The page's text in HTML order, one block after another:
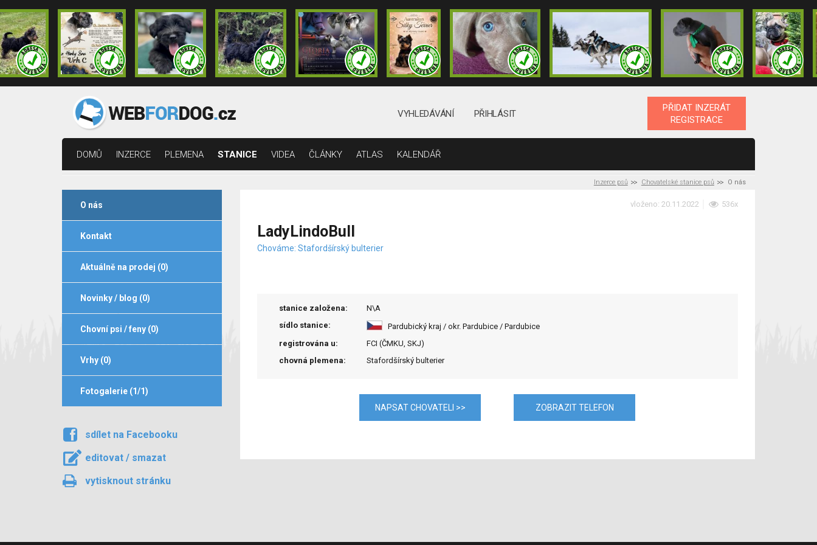
VYHLEDÁVÁNÍ PŘIHLÁSIT
PŘIDAT INZERÁT
REGISTRACE
DOMŮ INZERCE PLEMENA STANICE VIDEA ČLÁNKY ATLAS KALENDÁŘ
Inzerce psů Chovatelské stanice psů O nás
O nás
Kontakt
Aktuálně na prodej (0)
Novinky / blog (0)
Chovní psi / feny (0)
Vrhy (0)
Fotogalerie (1/1)
sdílet na Facebooku
editovat / smazat
vytisknout stránku
vloženo: 20.11.2022 536x
LadyLindoBull
Chováme: Stafordšírský bulterier
stanice založena:
N\A
sídlo stanice:
Pardubický kraj / okr. Pardubice / Pardubice
registrována u:
FCI (ČMKU, SKJ)
chovná plemena:
Stafordšírský bulterier
NAPSAT CHOVATELI >> ZOBRAZIT TELEFON